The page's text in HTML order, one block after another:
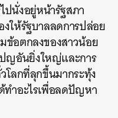
ปนั่งอยู่หน้ารัฐสภา
งให้รัฐบาลลดการปล่อย
ข้อตกลงของสาวน้อย
ญอันยิ่งใหญ่และการ
โลกที่ลุกขึ้นมากระทุ้ง
ทำอะไรเพื่อลดปัญหา